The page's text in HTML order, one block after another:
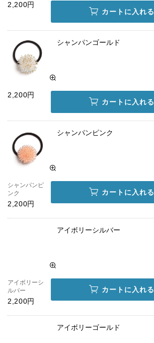
2,200円
カートに入れる
シャンパンゴールド
2,200円
カートに入れる
シャンパンピンク
シャンパンピ
ンク
2,200円
カートに入れる
アイボリーシルバー
アイボリーシ
ルバー
2,200円
カートに入れる
アイボリーゴールド